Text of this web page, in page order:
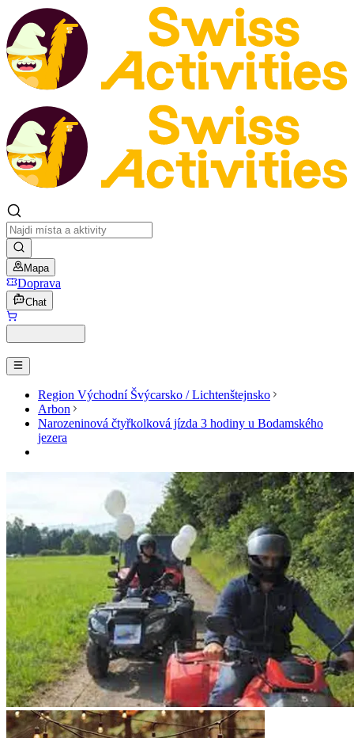
Mapa
Doprava
Chat
Region Východní Švýcarsko / Lichtenštejnsko
Arbon
Narozeninová čtyřkolková jízda 3 hodiny u Bodamského
jezera